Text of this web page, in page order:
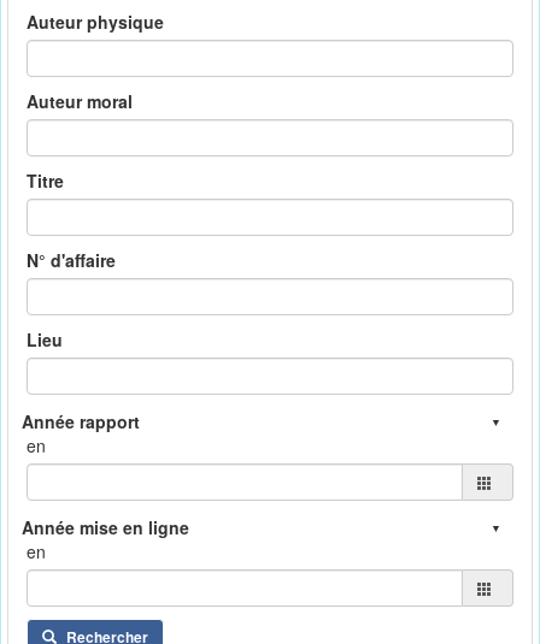
Auteur physique
Auteur moral
Titre
N° d'affaire
Lieu
en
en
Rechercher